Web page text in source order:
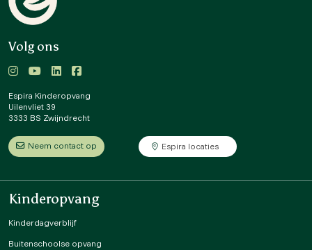
Volg ons
Espira Kinderopvang
Uilenvliet 39
3333 BS Zwijndrecht
Neem contact op Espira locaties
Kinderopvang
Kinderdagverblijf
Buitenschoolse opvang